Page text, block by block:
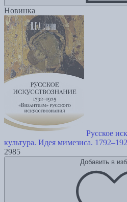
Новинка
Русское
культура. Идея мимезиса.
2985
Добавить в